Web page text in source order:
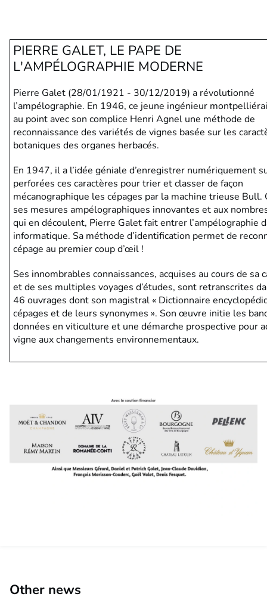
PIERRE GALET, LE PAPE DE
L'AMPÉLOGRAPHIE MODERNE
Pierre Galet (28/01/1921 - 30/12/2019) a révolutionné
l’ampélographie. En 1946, ce jeune ingénieur
au point avec son complice Henri Agnel une méthode de
reconnaissance des variétés de vignes basée sur les
botaniques des organes herbacés.
En 1947, il a l’idée géniale d’enregistrer numériquement
perforées ces caractères pour trier et classer de façon
mécanographique les cépages par la machine trieuse Bull.
ses mesures ampélographiques innovantes et aux
qui en découlent, Pierre Galet fait entrer l’ampélographie
informatique. Sa méthode d’identification permet de
cépage au premier coup d’œil !
Ses innombrables connaissances, acquises au cours de sa
et de ses multiples voyages d’études, sont retranscrites
46 ouvrages dont son magistral « Dictionnaire
cépages et de leurs synonymes ». Son œuvre initie les
données en viticulture et une démarche prospective pour
vigne aux changements environnementaux.
Other news